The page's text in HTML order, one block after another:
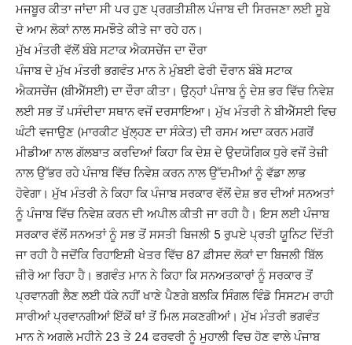
ਮਜਬੂਰ ਕੀਤਾ ਜਾਂਦਾ ਸੀ ਪਰ ਹੁਣ ਪ੍ਰਗਤੀਸ਼ੀਲ ਪੰਜਾਬ ਦੀ ਸਿਰਜਣਾ ਲਈ ਸੂਬੇ
ਦੇ ਆਮ ਲੋਕਾਂ ਨਾਲ ਸਮਝੌਤੇ ਕੀਤੇ ਜਾ ਰਹੇ ਹਨ।
ਮੁੱਖ ਮੰਤਰੀ ਵੱਲੋਂ ਬੰਬੇ ਸਟਾਕ ਐਕਸਚੇਂਜ ਦਾ ਦੌਰਾ
ਪੰਜਾਬ ਦੇ ਮੁੱਖ ਮੰਤਰੀ ਭਗਵੰਤ ਮਾਨ ਨੇ ਮੁੰਬਈ ਫੇਰੀ ਦੌਰਾਨ ਬੰਬੇ ਸਟਾਕ
ਐਕਸਚੇਂਜ (ਬੀਐੱਸਈ) ਦਾ ਦੌਰਾ ਕੀਤਾ। ਉਨ੍ਹਾਂ ਪੰਜਾਬ ਨੂੰ ਦੇਸ਼ ਭਰ ਵਿੱਚ ਨਿਵੇਸ਼
ਲਈ ਸਭ ਤੋਂ ਪਸੰਦੀਦਾ ਸਥਾਨ ਵਜੋਂ ਦਰਸਾਇਆ। ਮੁੱਖ ਮੰਤਰੀ ਨੇ ਬੀਐੱਸਈ ਵਿਚ
ਘੰਟੀ ਵਜਾਉਣ (ਮਾਰਕੀਟ ਖੁੱਲ੍ਹਣ ਦਾ ਸੰਕੇਤ) ਦੀ ਰਸਮ ਅਦਾ ਕਰਨ ਮਗਰੋਂ
ਮੀਡੀਆ ਨਾਲ ਗੱਲਬਾਤ ਕਰਦਿਆਂ ਕਿਹਾ ਕਿ ਦੇਸ਼ ਦੇ ਉਦਯੋਗਿਕ ਧੁਰੇ ਵਜੋਂ ਤੇਜ਼ੀ
ਨਾਲ ਉੱਭਰ ਰਹੇ ਪੰਜਾਬ ਵਿੱਚ ਨਿਵੇਸ਼ ਕਰਨ ਨਾਲ ਉੱਦਮੀਆਂ ਨੂੰ ਵੱਡਾ ਲਾਭ
ਹੋਵੇਗਾ। ਮੁੱਖ ਮੰਤਰੀ ਨੇ ਕਿਹਾ ਕਿ ਪੰਜਾਬ ਸਰਕਾਰ ਵੱਲੋਂ ਦੇਸ਼ ਭਰ ਦੀਆਂ ਸਨਅਤਾਂ
ਨੂੰ ਪੰਜਾਬ ਵਿੱਚ ਨਿਵੇਸ਼ ਕਰਨ ਦੀ ਅਪੀਲ ਕੀਤੀ ਜਾ ਰਹੀ ਹੈ। ਇਸ ਲਈ ਪੰਜਾਬ
ਸਰਕਾਰ ਵੱਲੋਂ ਸਨਅਤਾਂ ਨੂੰ ਸਭ ਤੋਂ ਸਸਤੀ ਬਿਜਲੀ 5 ਰੁਪਏ ਪ੍ਰਤੀ ਯੂਨਿਟ ਦਿੱਤੀ
ਜਾ ਰਹੀ ਹੈ ਜਦੋਂਕਿ ਰਿਹਾਇਸ਼ੀ ਖੇਤਰ ਵਿੱਚ 87 ਫ਼ੀਸਦ ਲੋਕਾਂ ਦਾ ਬਿਜਲੀ ਬਿੱਲ
ਜ਼ੀਰੋ ਆ ਰਿਹਾ ਹੈ। ਭਗਵੰਤ ਮਾਨ ਨੇ ਕਿਹਾ ਕਿ ਸਨਅਤਕਾਰਾਂ ਨੂੰ ਸਰਕਾਰ ਤੋਂ
ਪ੍ਰਵਾਨਗੀ ਲੈਣ ਲਈ ਧੱਕੇ ਨਹੀਂ ਖਾਣੇ ਪੈਣਗੇ ਬਲਕਿ ਸਿੰਗਲ ਵਿੰਡੋ ਸਿਸਟਮ ਰਾਹੀ
ਸਾਰੀਆਂ ਪ੍ਰਵਾਨਗੀਆਂ ਇੱਕੋਂ ਥਾਂ ਤੋਂ ਮਿਲ ਸਕਣਗੀਆਂ। ਮੁੱਖ ਮੰਤਰੀ ਭਗਵੰਤ
ਮਾਨ ਨੇ ਅਗਲੇ ਮਹੀਨੇ 23 ਤੇ 24 ਫਰਵਰੀ ਨੂੰ ਮੁਹਾਲੀ ਵਿਚ ਹੋਣ ਵਾਲੇ ਪੰਜਾਬ